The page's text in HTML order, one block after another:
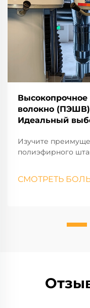
волокно (ПЭШВ)
Идеальный
Изучите
полиэфирного
характеристиках,
СМОТРЕТЬ